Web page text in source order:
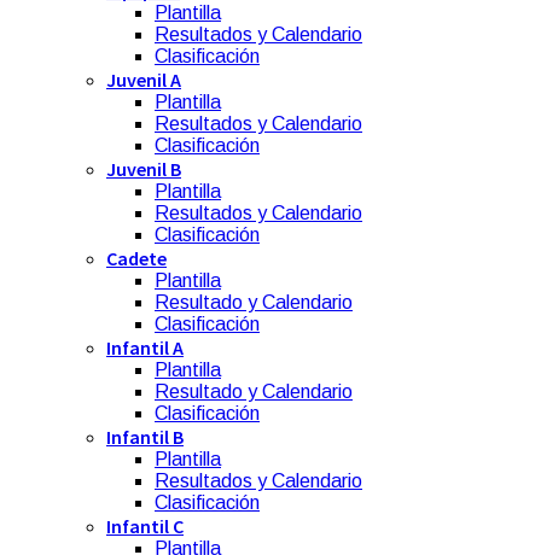
Plantilla
Resultados y Calendario
Clasificación
Juvenil A
Plantilla
Resultados y Calendario
Clasificación
Juvenil B
Plantilla
Resultados y Calendario
Clasificación
Cadete
Plantilla
Resultado y Calendario
Clasificación
Infantil A
Plantilla
Resultado y Calendario
Clasificación
Infantil B
Plantilla
Resultados y Calendario
Clasificación
Infantil C
Plantilla